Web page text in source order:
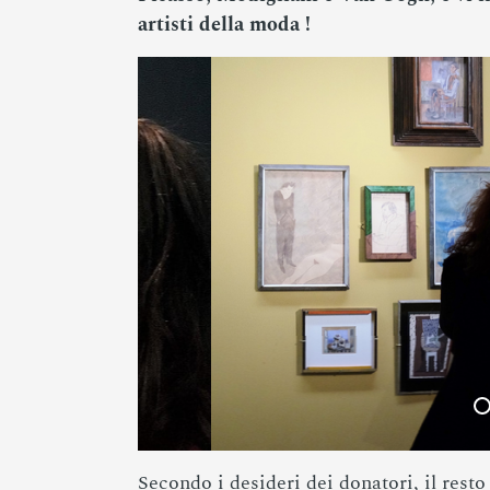
artisti della moda !
Secondo i desideri dei donatori, il